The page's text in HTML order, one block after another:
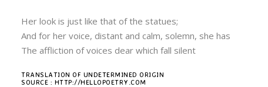
Her look is just like that of the statues;
And for her voice, distant and calm, solemn, she has
The affliction of voices dear which fall silent
TRANSLATION OF UNDETERMINED ORIGIN
SOURCE : HTTP://HELLOPOETRY.COM